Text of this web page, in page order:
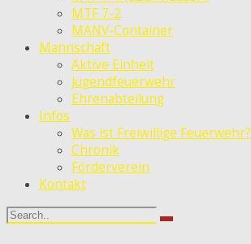
MTF 7-2
MANV-Container
Mannschaft
Aktive Einheit
Jugendfeuerwehr
Ehrenabteilung
Infos
Was ist Freiwillige Feuerwehr?
Chronik
Förderverein
Kontakt